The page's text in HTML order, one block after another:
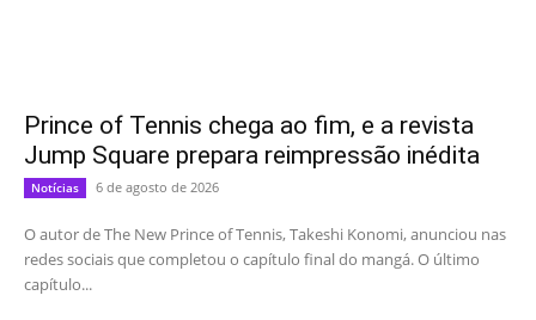
Prince of Tennis chega ao fim, e a revista
Jump Square prepara reimpressão inédita
Notícias 6 de agosto de 2026
O autor de The New Prince of Tennis, Takeshi Konomi, anunciou nas
redes sociais que completou o capítulo final do mangá. O último
capítulo...